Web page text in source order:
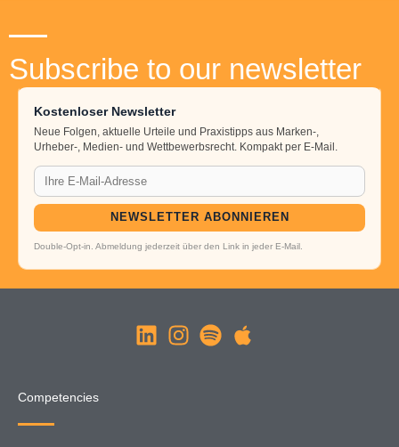
Subscribe to our newsletter
Kostenloser Newsletter
Neue Folgen, aktuelle Urteile und Praxistipps aus Marken-,
Urheber-, Medien- und Wettbewerbsrecht. Kompakt per E-Mail.
NEWSLETTER ABONNIEREN
Double-Opt-in. Abmeldung jederzeit über den Link in jeder E-Mail.
Competencies